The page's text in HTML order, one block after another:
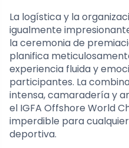
La logística y la
igualmente
la ceremonia de
planifica
experiencia fluida y
participantes. La
intensa, camaradería y
el IGFA Offshore World
imperdible para
deportiva.